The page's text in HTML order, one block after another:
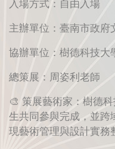
入場方式：自由入場
主辦單位：臺南市政府
協辦單位：樹德科技大
總策展：周姿利老師
🎨 策展藝術家：樹德
生共同參與完成，並跨
現藝術管理與設計實務